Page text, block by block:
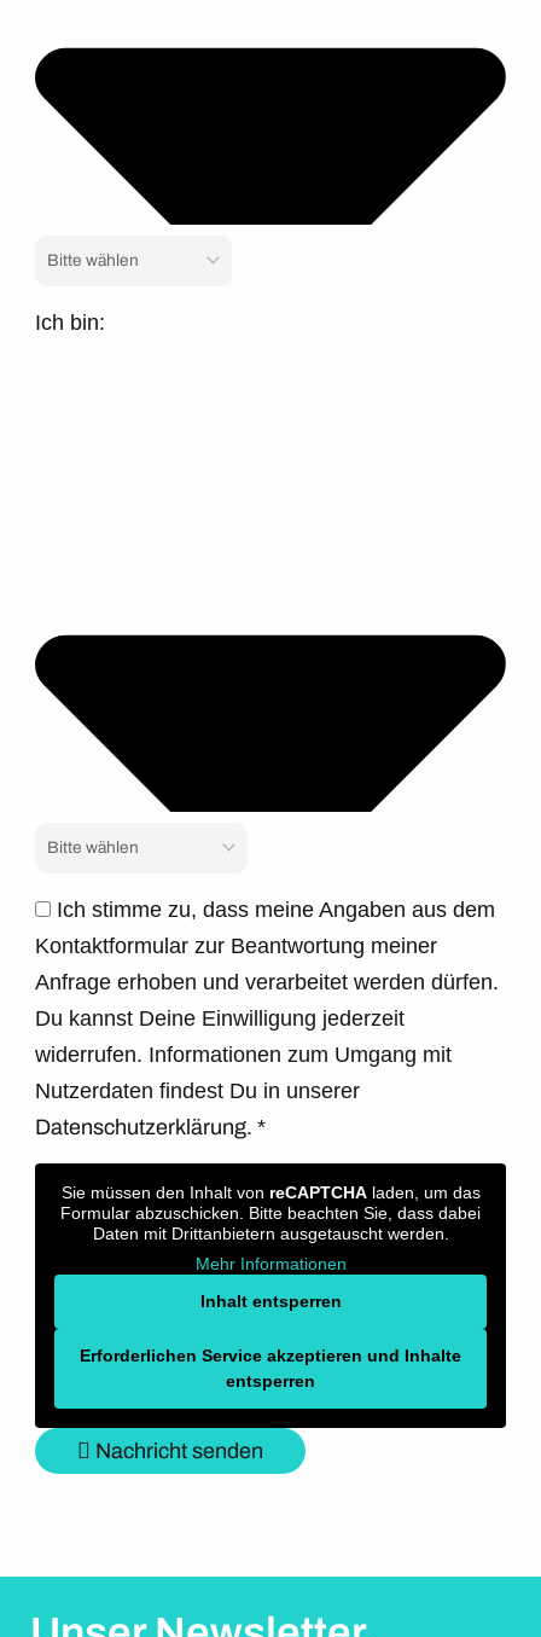
Ich bin:
Ich stimme zu, dass meine Angaben aus dem
Kontaktformular zur Beantwortung meiner
Anfrage erhoben und verarbeitet werden dürfen.
Du kannst Deine Einwilligung jederzeit
widerrufen. Informationen zum Umgang mit
Nutzerdaten findest Du in unserer
Datenschutzerklärung.*
Sie müssen den Inhalt von reCAPTCHAladen, um das
Formular abzuschicken. Bitte beachten Sie, dass dabei
Daten mit Drittanbietern ausgetauscht werden.
Mehr Informationen
Inhalt entsperren
Erforderlichen Service akzeptieren und Inhalte
entsperren
Nachricht senden